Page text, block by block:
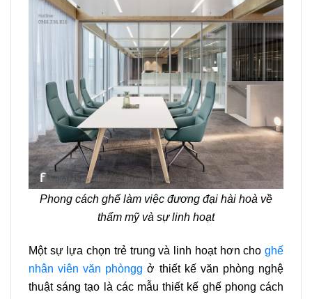
Phong cách ghế làm việc đương đại hài hoà về
thẩm mỹ và sự linh hoạt
Một sự lựa chọn trẻ trung và linh hoạt hơn cho ghế
nhân viên văn phòngg ở thiết kế văn phòng nghệ
thuật sáng tạo là các mẫu thiết kế ghế phong cách